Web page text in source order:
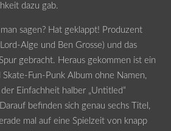
dazu gab.
man sagen? Hat geklappt! Produzent
Alge und Ben Grosse) und das
gebracht. Heraus gekommen ist ein
Fun-Punk Album ohne Namen,
Einfachheit halber „Untitled“
befinden sich genau sechs Titel,
mal auf eine Spielzeit von knapp